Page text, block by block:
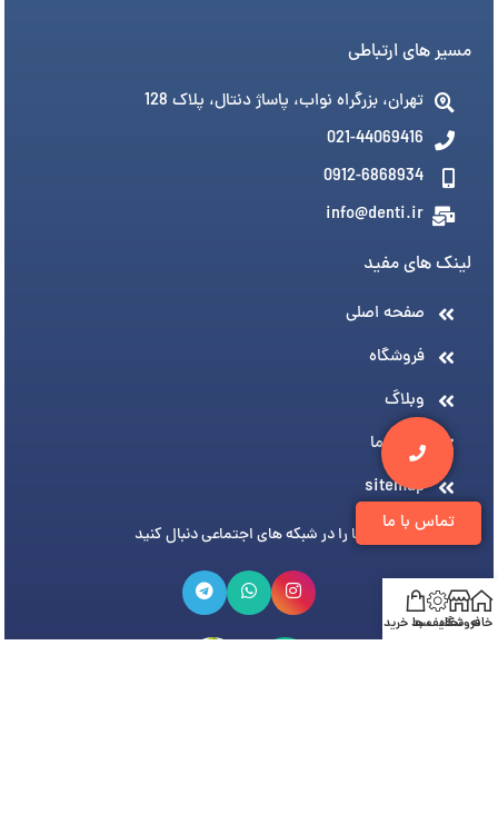
تماس با ما
مسیر های ارتباطی
تهران، بزرگراه نواب، پاساژ دنتال، پلاک 128
021-44069416
0912-6868934
info@denti.ir
لینک های مفید
صفحه اصلی
فروشگاه
وبلاگ
درباره ما
sitemap
ما را در شبکه های اجتماعی دنبال کنید
خانهفروشگاه
تخفیف هاسبد خرید